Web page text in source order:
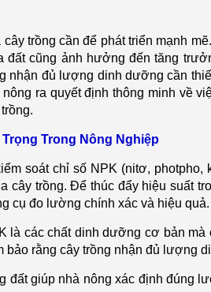
cây trồng cần để phát triển mạnh
đất cũng ảnh hưởng đến tăng
nhận đủ lượng dinh dưỡng cần
nông ra quyết định thông minh về
ồng.
Trong Nông Nghiệp
ểm soát chỉ số NPK (nitơ, photpho,
cây trồng. Để thúc đẩy hiệu suất
cụ đo lường chính xác và hiệu quả.
là các chất dinh dưỡng cơ bản mà
bảo rằng cây trồng nhận đủ lượng
đất giúp nhà nông xác định đúng lư